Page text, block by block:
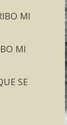
MI
MI
SE